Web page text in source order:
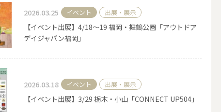
アウトドアキャンドル
2026.03.25 イベント 出展・展示
【イベント出展】4/18～19 福岡・舞鶴公園「アウトドア
デイジャパン福岡」
2026.03.18 イベント 出展・展示
【イベント出展】3/29 栃木・小山「CONNECT UP504」